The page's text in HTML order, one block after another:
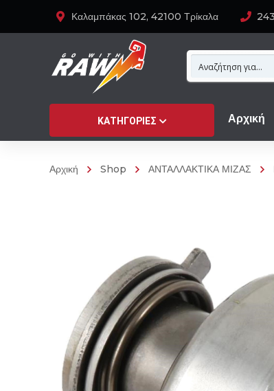
Καλαμπάκας 102, 42100 Τρίκαλα
ΚΑΤΗΓΟΡΊΕΣ Αρχική
Αρχική Shop ΑΝΤΑΛΛΑΚΤΙΚΑ ΜΙΖΑΣ